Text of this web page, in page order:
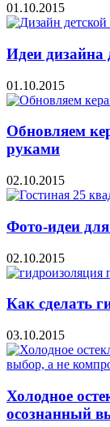
01.10.2015
Идеи дизайна
01.10.2015
Обновляем
руками
02.10.2015
Фото-идеи
02.10.2015
Как сделать
03.10.2015
Холодное
осознанный